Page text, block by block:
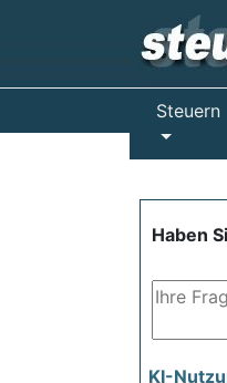
Steuern
Haben
KI-